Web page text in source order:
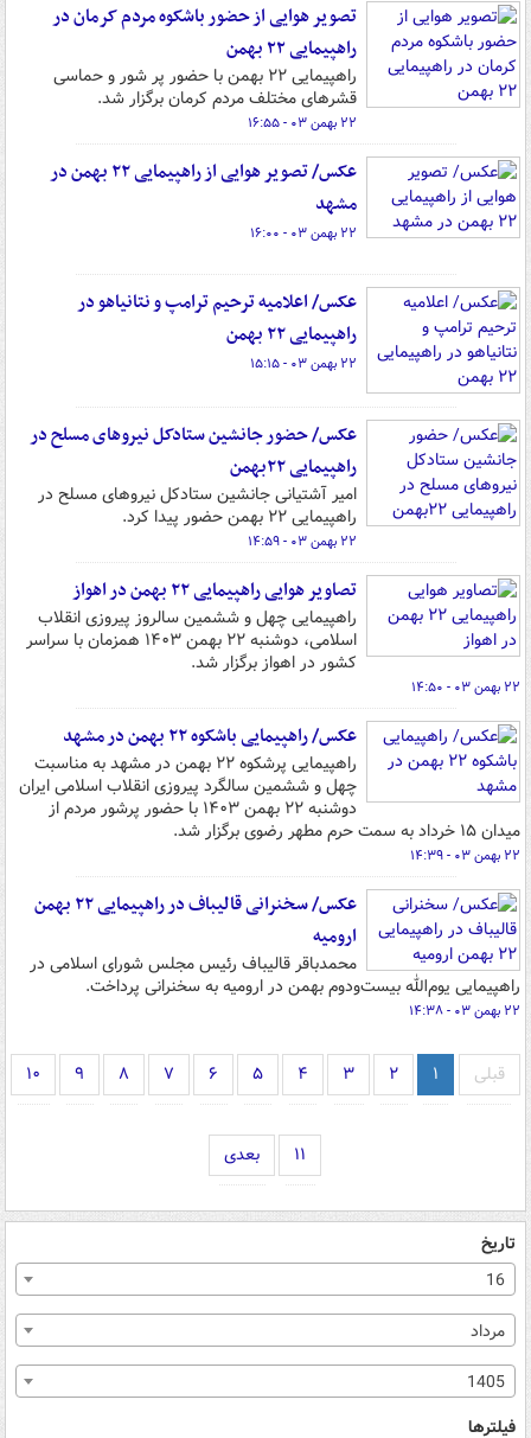
تصویر هوایی از حضور باشکوه مردم کرمان در
راهپیمایی ٢٢ بهمن
راهپیمایی ٢٢ بهمن با حضور پر شور و حماسی
قشرهای مختلف مردم کرمان برگزار شد.
۲۲ بهمن ۰۳ - ۱۶:۵۵
عکس/ تصویر هوایی از راهپیمایی ۲۲ بهمن در
مشهد
۲۲ بهمن ۰۳ - ۱۶:۰۰
عکس/ اعلامیه ترحیم ترامپ و نتانیاهو در
راهپیمایی ۲۲ بهمن
۲۲ بهمن ۰۳ - ۱۵:۱۵
عکس/ حضور جانشین ستادکل نیروهای مسلح در
راهپیمایی ۲۲بهمن
امیر آشتیانی جانشین ستادکل نیروهای مسلح در
راهپیمایی ۲۲ بهمن حضور پیدا کرد.
۲۲ بهمن ۰۳ - ۱۴:۵۹
تصاویر هوایی راهپیمایی ۲۲ بهمن در اهواز
راهپیمایی چهل و ششمین سالروز پیروزی انقلاب
اسلامی، دوشنبه ۲۲ بهمن ۱۴۰۳ همزمان با سراسر
کشور در اهواز برگزار شد.
۲۲ بهمن ۰۳ - ۱۴:۵۰
عکس/ راهپیمایی باشکوه ۲۲ بهمن در مشهد
راهپیمایی پرشکوه ۲۲ بهمن در مشهد به مناسبت
چهل و ششمین سالگرد پیروزی انقلاب اسلامی ایران
دوشنبه ۲۲ بهمن ۱۴۰۳ با حضور پرشور مردم از
میدان ۱۵ خرداد به سمت حرم مطهر رضوی برگزار شد.
۲۲ بهمن ۰۳ - ۱۴:۳۹
عکس/ سخنرانی قالیباف در راهپیمایی ۲۲ بهمن
ارومیه
محمدباقر قالیباف رئیس مجلس شورای اسلامی در
راهپیمایی یوم‌الله بیست‌ودوم بهمن در ارومیه به سخنرانی پرداخت.
۲۲ بهمن ۰۳ - ۱۴:۳۸
قبلی ۱ ۲ ۳ ۴ ۵ ۶ ۷ ۸ ۹ ۱۰
۱۱ بعدی
تاریخ
16
مرداد
1405
فیلترها